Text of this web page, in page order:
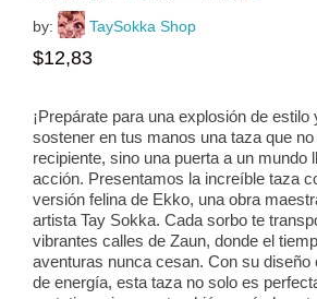
by: TaySokka Shop
$12,83
¡Prepárate para una explosión de
sostener en tus manos una taza que
recipiente, sino una puerta a un mundo
acción. Presentamos la increíble taza
versión felina de Ekko, una obra
artista Tay Sokka. Cada sorbo te
vibrantes calles de Zaun, donde el
aventuras nunca cesan. Con su diseño
de energía, esta taza no solo es